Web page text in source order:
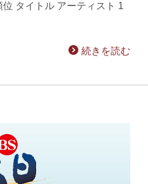
タイトル アーティスト 1
続きを読む